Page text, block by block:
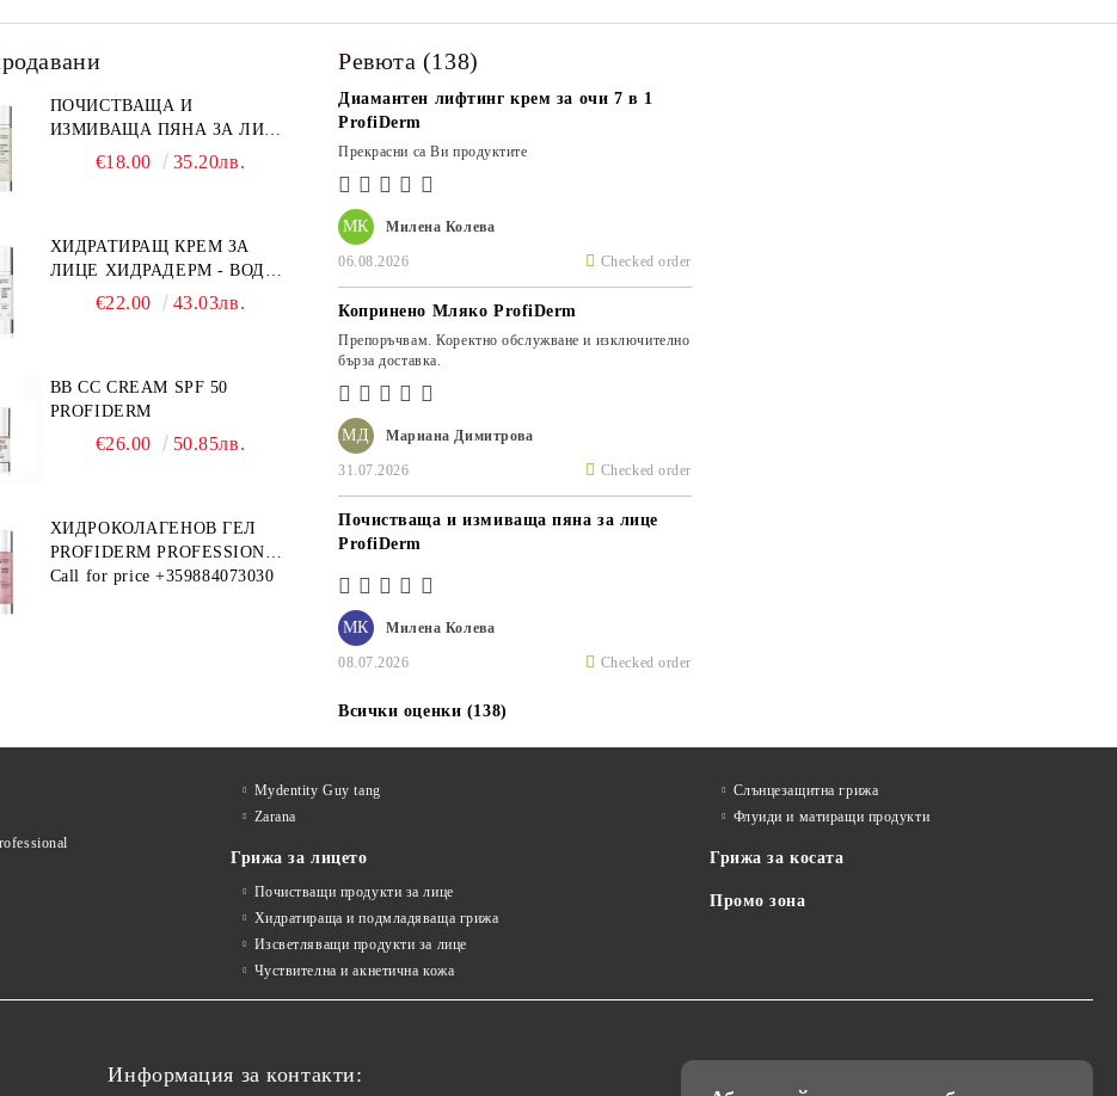
ПОЧИСТВАЩА И
ИЗМИВАЩА ПЯНА ЗА ЛИЦЕ
PROFIDERM
€18.00 35.20лв.
ХИДРАТИРАЩ КРЕМ ЗА
ЛИЦЕ ХИДРАДЕРМ - ВОДЕН
МАГНИТ PROFIDERM
€22.00 43.03лв.
BB CC CREAM SPF 50
PROFIDERM
€26.00 50.85лв.
ХИДРОКОЛАГЕНОВ ГЕЛ
PROFIDERM PROFESSIONAL
– ПРОДУКТ ЗА ДЪЛБОКА
Call for price +359884073030
Ревюта (138)
МК Милена Колева
06.08.2026 Checked order
Диамантен лифтинг крем за очи 7 в 1
ProfiDerm
Прекрасни са Ви продуктите
МД Мариана Димитрова
31.07.2026 Checked order
Копринено Мляко ProfiDerm
Препоръчвам. Коректно обслужване и изключително
бърза доставка.
МК Милена Колева
08.07.2026 Checked order
Почистваща и измиваща пяна за лице
ProfiDerm
Всички оценки (138)
Mydentity Guy tang
Zarana
Грижа за лицето
Почистващи продукти за лице
Хидратираща и подмладяваща грижа
Изсветляващи продукти за лице
Чуствителна и акнетична кожа
Слънцезащитна грижа
Флуиди и матиращи продукти
Грижа за косата
Промо зона
Информация за контакти: